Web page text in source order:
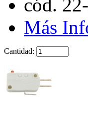
cód.
Más
Cantidad: